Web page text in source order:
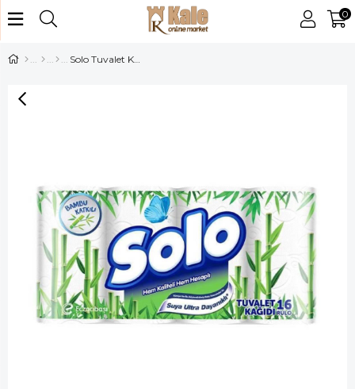
0
Solo Tuvalet Kağıdı 16 Lı